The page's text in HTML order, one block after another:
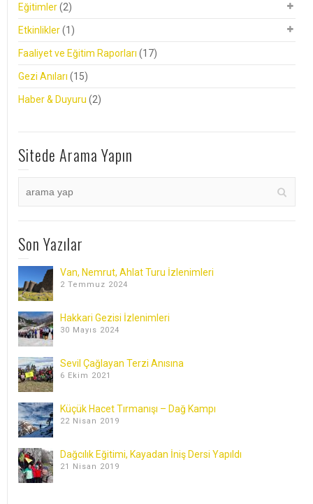
Eğitimler(2)
Etkinlikler(1)
Faaliyet ve Eğitim Raporları (17)
Gezi Anıları (15)
Haber & Duyuru (2)
Sitede Arama Yapın
Son Yazılar
Van, Nemrut, Ahlat Turu İzlenimleri
2 Temmuz 2024
Hakkari Gezisi İzlenimleri
30 Mayıs 2024
Sevil Çağlayan Terzi Anısına
6 Ekim 2021
Küçük Hacet Tırmanışı – Dağ Kampı
22 Nisan 2019
Dağcılık Eğitimi, Kayadan İniş Dersi Yapıldı
21 Nisan 2019